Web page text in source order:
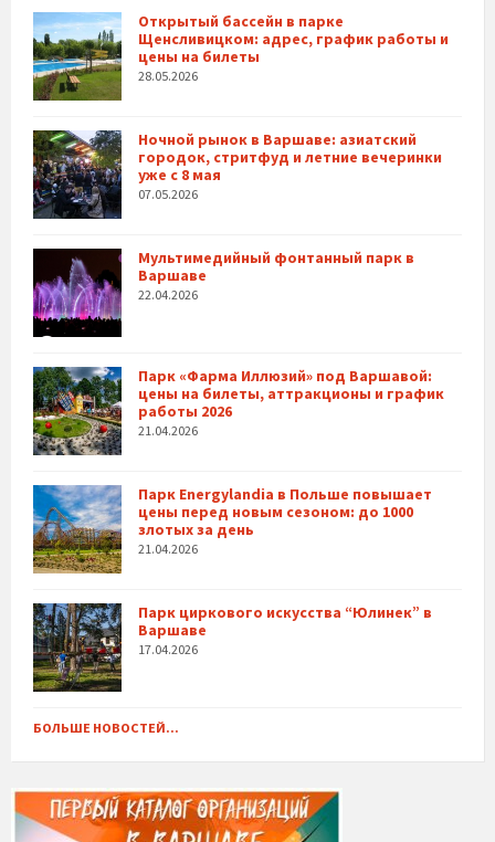
Открытый бассейн в парке
Щенсливицком: адрес, график работы и
цены на билеты
28.05.2026
Ночной рынок в Варшаве: азиатский
городок, стритфуд и летние вечеринки
уже с 8 мая
07.05.2026
Мультимедийный фонтанный парк в
Варшаве
22.04.2026
Парк «Фарма Иллюзий» под Варшавой:
цены на билеты, аттракционы и график
работы 2026
21.04.2026
Парк Energylandia в Польше повышает
цены перед новым сезоном: до 1000
злотых за день
21.04.2026
Парк циркового искусства “Юлинек” в
Варшаве
17.04.2026
БОЛЬШЕ НОВОСТЕЙ...